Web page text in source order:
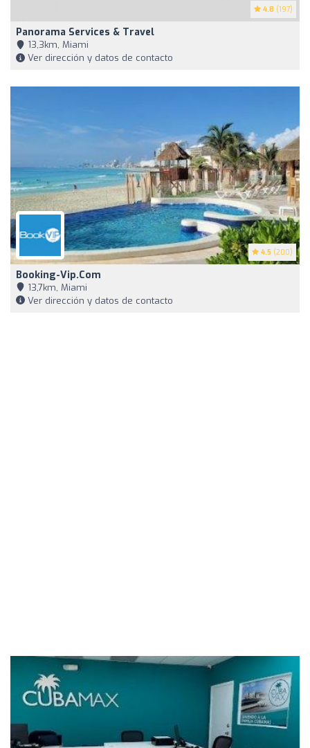
4.8 (197)
Panorama Services & Travel
13,3km, Miami
Ver dirección y datos de contacto
4.5 (200)
Booking-Vip.com
13,7km, Miami
Ver dirección y datos de contacto